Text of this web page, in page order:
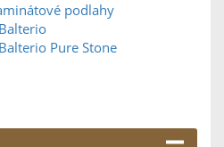
podlahy
Pure Stone